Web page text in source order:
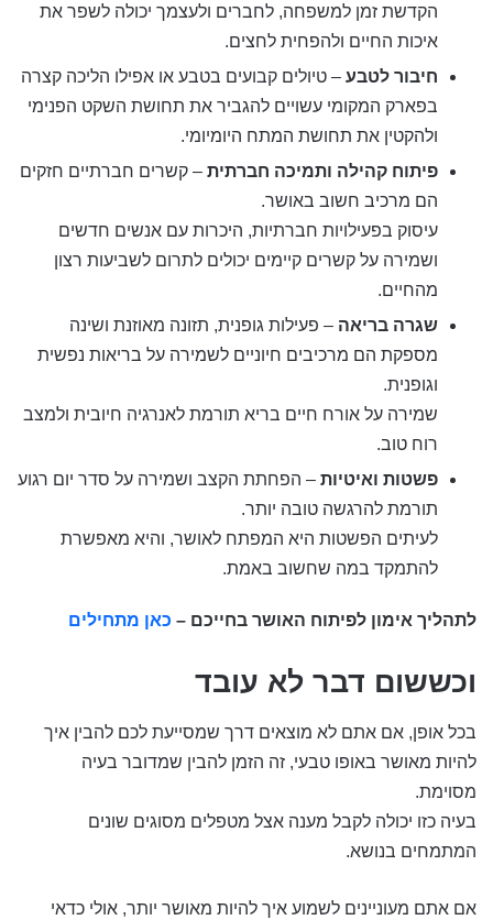
הקדשת זמן למשפחה, לחברים ולעצמך יכולה לשפר את
איכות החיים ולהפחית לחצים.
חיבור לטבע – טיולים קבועים בטבע או אפילו הליכה קצרה
בפארק המקומי עשויים להגביר את תחושת השקט הפנימי
ולהקטין את תחושת המתח היומיומי.
פיתוח קהילה ותמיכה חברתית – קשרים חברתיים חזקים
הם מרכיב חשוב באושר.
עיסוק בפעילויות חברתיות, היכרות עם אנשים חדשים
ושמירה על קשרים קיימים יכולים לתרום לשביעות רצון
מהחיים.
שגרה בריאה – פעילות גופנית, תזונה מאוזנת ושינה
מספקת הם מרכיבים חיוניים לשמירה על בריאות נפשית
וגופנית.
שמירה על אורח חיים בריא תורמת לאנרגיה חיובית ולמצב
רוח טוב.
פשטות ואיטיות – הפחתת הקצב ושמירה על סדר יום רגוע
תורמת להרגשה טובה יותר.
לעיתים הפשטות היא המפתח לאושר, והיא מאפשרת
להתמקד במה שחשוב באמת.
לתהליך אימון לפיתוח האושר בחייכם – כאן מתחילים
וכששום דבר לא עובד
בכל אופן, אם אתם לא מוצאים דרך שמסייעת לכם להבין איך
להיות מאושר באופו טבעי, זה הזמן להבין שמדובר בעיה
מסוימת.
בעיה כזו יכולה לקבל מענה אצל מטפלים מסוגים שונים
המתמחים בנושא.
אם אתם מעוניינים לשמוע איך להיות מאושר יותר, אולי כדאי